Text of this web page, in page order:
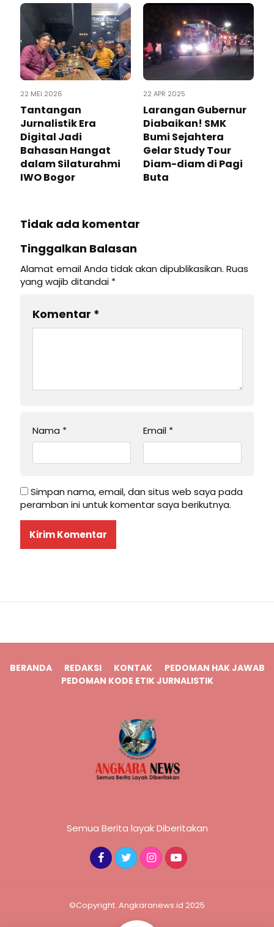
22 MEI 2026
Tantangan
Jurnalistik Era
Digital Jadi
Bahasan Hangat
dalam Silaturahmi
IWO Bogor
22 APR 2025
Larangan Gubernur
Diabaikan! SMK
Bumi Sejahtera
Gelar Study Tour
Diam-diam di Pagi
Buta
Tidak ada komentar
Tinggalkan Balasan
Alamat email Anda tidak akan dipublikasikan. Ruas
yang wajib ditandai *
Komentar *
Nama * Email *
Simpan nama, email, dan situs web saya pada
peramban ini untuk komentar saya berikutnya.
BERANDA REDAKSI KONTAK
PEDOMAN HAK JAWAB
PEDOMAN KODE ETIK JURNALISTIK
Semua Berita layak Diberitakan
©Copyright. Angkaranews.id 2025